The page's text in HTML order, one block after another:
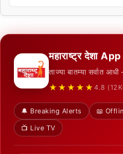
महाराष्ट्र देशा
ताज्या बातम्या सर्वात
★★★★★ 4.8
🔔 Breaking Alerts 📖
📺 Live TV